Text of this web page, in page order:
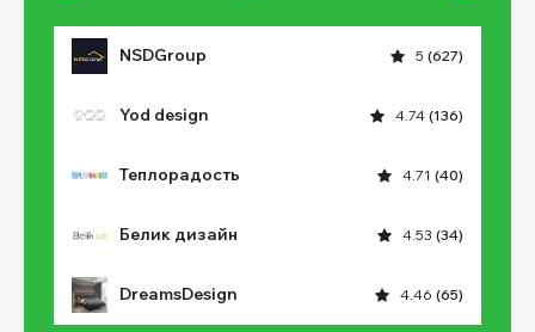
NSDGroup 5 (627)
Yod design 4.74 (136)
Теплорадость 4.71 (40)
Белик дизайн 4.53 (34)
DreamsDesign 4.46 (65)